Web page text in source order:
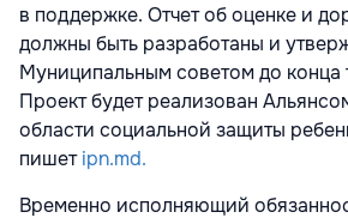
в поддержке. Отчет об оценке и
должны быть разработаны и
Муниципальным советом до конца
Проект будет реализован
области социальной защиты
пишетipn.md.
Временно исполняющий